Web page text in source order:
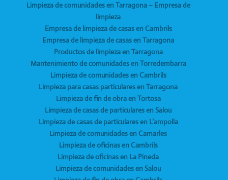
Limpieza de comunidades en Tarragona – Empresa de
limpieza
Empresa de limpieza de casas en Cambrils
Empresa de limpieza de casas en Tarragona
Productos de limpieza en Tarragona
Mantenimiento de comunidades en Torredembarra
Limpieza de comunidades en Cambrils
Limpieza para casas particulares en Tarragona
Limpieza de fin de obra en Tortosa
Limpieza de casas de particulares en Salou
Limpieza de casas de particulares en L’ampolla
Limpieza de comunidades en Camarles
Limpieza de oficinas en Cambrils
Limpieza de oficinas en La Pineda
Limpieza de comunidades en Salou